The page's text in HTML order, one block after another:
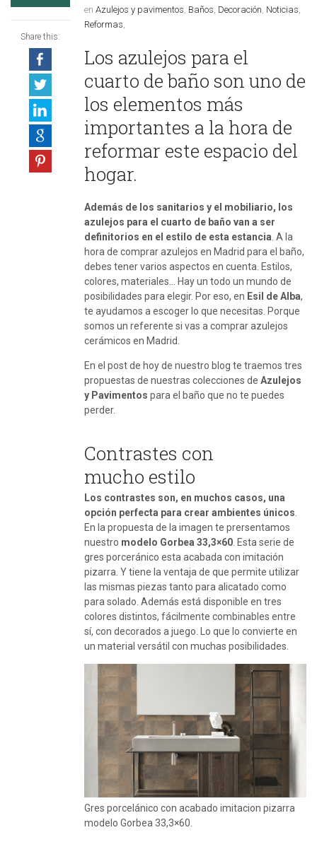
Share this:
en Azulejos y pavimentos Baños Decoración Noticias
Reformas
Los azulejos para el
cuarto de baño son uno de
los elementos más
importantes a la hora de
reformar este espacio del
hogar.
Además de los sanitarios y el mobiliario, los
azulejos para el cuarto de baño van a ser
definitorios en el estilo de esta estancia . A la
hora de comprar azulejos en Madrid para el baño,
debes tener varios aspectos en cuenta. Estilos,
colores, materiales… Hay un todo un mundo de
posibilidades para elegir. Por eso, en Esil de Alba,
te ayudamos a escoger lo que necesitas. Porque
somos un referente si vas a comprar azulejos
cerámicos en Madrid.
En el post de hoy de nuestro blog te traemos tres
propuestas de nuestras colecciones de Azulejos
y Pavimentos para el baño que no te puedes
perder.
Contrastes con
mucho estilo
Los contrastes son, en muchos casos, una
opción perfecta para crear ambientes únicos
En la propuesta de la imagen te prersentamos
nuestro modelo Gorbea 33,3×60. Esta serie de
gres porceránico esta acabada con imitación
pizarra. Y tiene la ventaja de que permite utilizar
las mismas piezas tanto para alicatado como
para solado. Además está disponible en tres
colores distintos, fácilmente combinables entre
sí, con decorados a juego. Lo que lo convierte en
un material versátil con muchas posibilidades.
Gres porcelánico con acabado imitacion pizarra
modelo Gorbea 33,3×60.